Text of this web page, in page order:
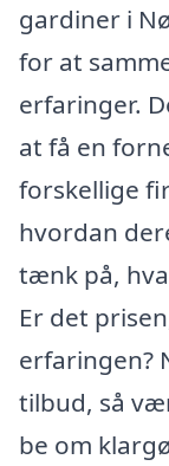
gardiner i
for at
erfaringer.
at få en
forskellige
hvordan
tænk på,
Er det
erfaringen?
tilbud, så
be om